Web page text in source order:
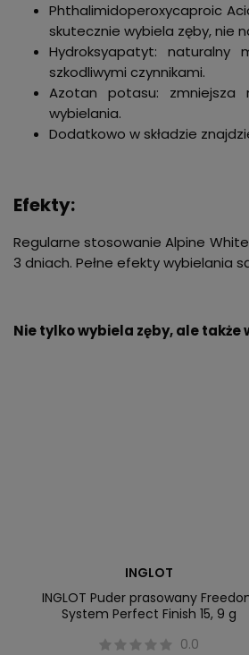
Phthalimidoperoxycaproic
skutecznie wybiela zęby, nie
Hydroksyapatyt: naturalny
szkodliwymi czynnikami.
Azotan potasu: zmniejsza
wybielania.
Dodatkowo w składzie
Efekty:
Regularne stosowanie Alpine
3 dniach. Pełne efekty wybielania
Nie tylko wybiela zęby, ale także
INGLOT
INGLOT Puder prasowany
System Perfect Finish 15, 9 g
0.0